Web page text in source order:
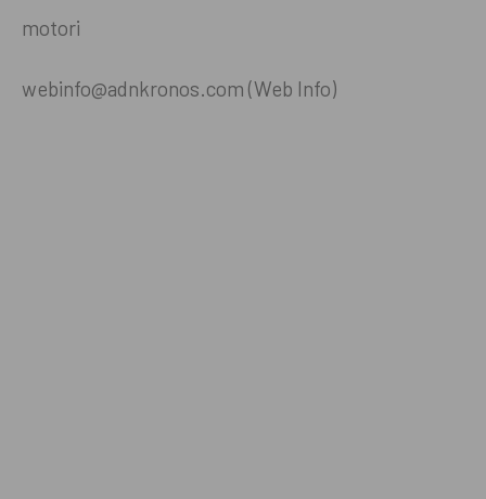
motori
webinfo@adnkronos.com (Web Info)